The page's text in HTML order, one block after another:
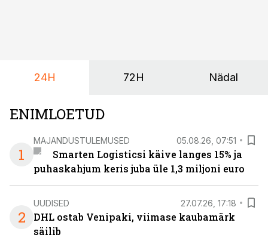
24H 72H Nädal
ENIMLOETUD
1
MAJANDUSTULEMUSED 05.08.26, 07:51
Smarten Logisticsi käive langes 15% ja
puhaskahjum keris juba üle 1,3 miljoni euro
2
UUDISED 27.07.26, 17:18
DHL ostab Venipaki, viimase kaubamärk
säilib